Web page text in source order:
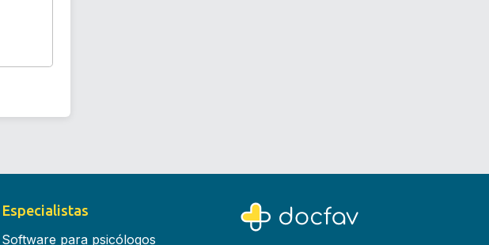
Especialistas
Software para psicólogos